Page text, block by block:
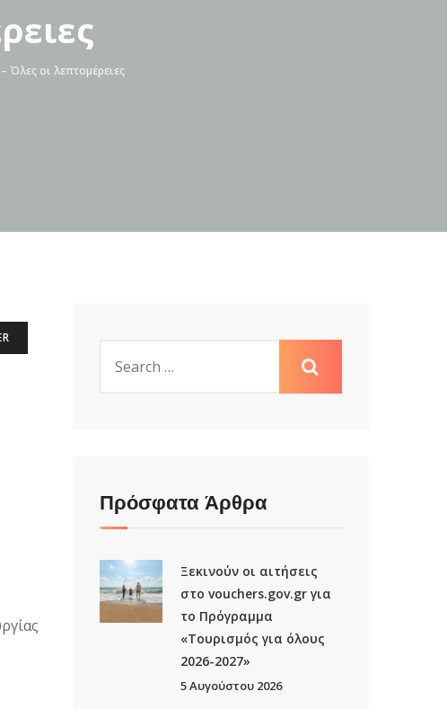
Όλες οι λεπτομέρειες
Πρόσφατα Άρθρα
Ξεκινούν οι αιτήσεις
στο vouchers.gov.gr για
το Πρόγραμμα
«Τουρισμός για όλους
2026-2027»
5 Αυγούστου 2026